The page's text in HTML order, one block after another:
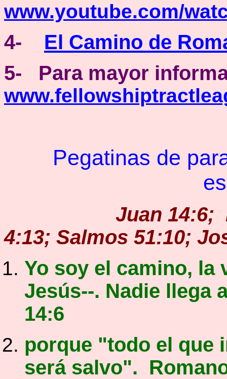
www.youtube.com/
4-
El Camino de
5- Para mayor
Pegatinas de
Juan 14:6;
4:13; Salmos 51:10;
Yo soy el camino, la
Jesús--. Nadie llega
14:6
porque "todo el que
será salvo".